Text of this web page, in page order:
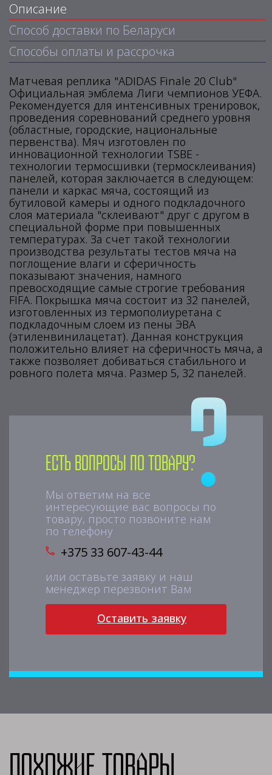
Описание
Способ доставки по Беларуси
Способы оплаты и рассрочка
Матчевая реплика "ADIDAS Finale 20 Club"
Официальная эмблема Лиги чемпионов УЕФА.
Рекомендуется для интенсивных тренировок,
проведения соревнований среднего уровня
(областные, городские, национальные
первенства). Мяч изготовлен по
инновационной технологии TSBE -
технологии термосшивки (термосклеивания)
панелей, которая заключается в следующем:
панели и каркас мяча, состоящий из
бутиловой камеры и одного подкладочного
слоя материала "склеивают" друг с другом в
специальной форме при повышенных
температурах. За счет такой технологии
производства результаты тестов мяча на
поглощение влаги и сферичность
показывают значения, намного
превосходящие самые строгие требования
FIFA. Покрышка мяча состоит из 32 панелей,
изготовленных из термополиуретана с
подкладочным слоем из пены ЭВА
(этиленвинилацетат). Данная конструкция
положительно влияет на сферичность мяча, а
также позволяет добиваться стабильного и
ровного полета мяча. Размер 5, 32 панелей.
Есть вопросы по товару?
Мы ответим на все
интересующие вас вопросы по
товару, просто позвоните нам
по телефону
+375 33 607-43-44
или оставьте заявку и наш
менеджер перезвонит Вам
Оставить заявку
Похожие товары